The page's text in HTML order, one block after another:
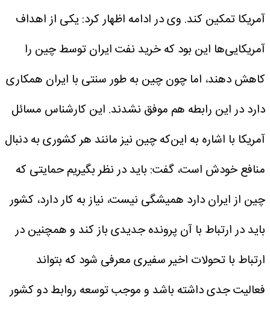
آمریکا تمکین کند. وی در ادامه اظهار کرد: یکی از اهداف
آمریکایی‌ها این بود که خرید نفت ایران توسط چین را
کاهش دهند، اما چون چین به طور سنتی با ایران همکاری
دارد در این رابطه هم موفق نشدند. این کارشناس مسائل
آمریکا با اشاره به این‌که چین نیز مانند هر کشوری به دنبال
منافع خودش است، گفت: باید در نظر بگیریم حمایتی که
چین از ایران دارد همیشگی نیست، نیاز به کار دارد، کشور
باید در ارتباط با آن پرونده جدیدی باز کند و همچنین در
ارتباط با تحولات اخیر سفیری معرفی شود که بتواند
فعالیت جدی داشته باشد و موجب توسعه روابط دو کشور